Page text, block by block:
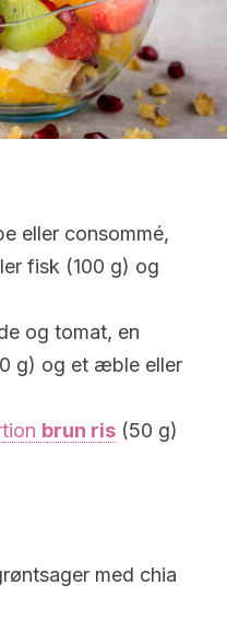
eller consommé,
fisk (100 g) og
og tomat, en
g) og et æble eller
brun ris (50 g)
med chia